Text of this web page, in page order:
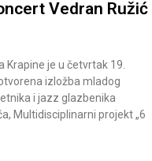
Vedran Ružić
Krapine je u četvrtak 19.
izložba mladog
i jazz glazbenika
Multidisciplinarni projekt „6